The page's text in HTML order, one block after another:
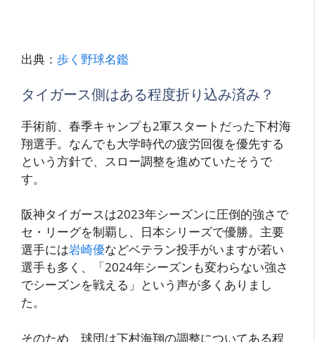
出典： 歩く野球名鑑
タイガース側はある程度折り込み済み？
手術前、春季キャンプも2軍スタートだった下村海
翔選手。なんでも大学時代の疲労回復を優先する
という方針で、スロー調整を進めていたそうで
す。
阪神タイガースは2023年シーズンに圧倒的強さで
セ・リーグを制覇し、日本シリーズで優勝。主要
選手には岩崎優などベテラン投手がいますが若い
選手も多く、「2024年シーズンも変わらない強さ
でシーズンを戦える」という声が多くありまし
た。
そのため、球団は下村海翔の調整についてある程